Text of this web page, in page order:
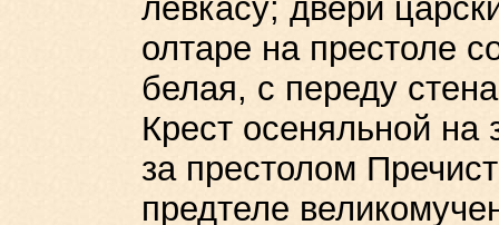
левкасу; двери
олтаре на престоле
белая, с переду
Крест осеняльной на
за престолом
предтеле